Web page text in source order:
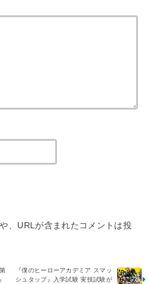
、URLが含まれたコメントは投
『僕のヒーローアカデミア スマッ
シュタップ』入学試験 実技試験が